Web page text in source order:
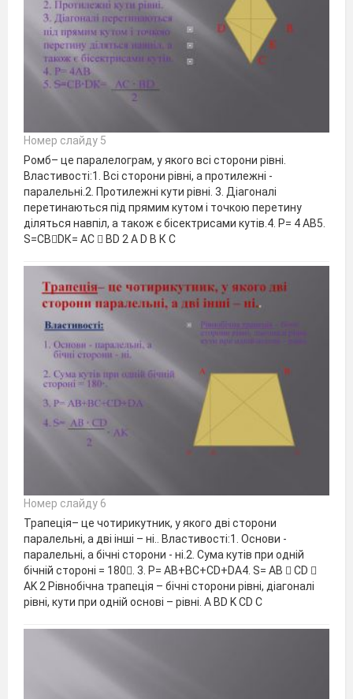
Номер слайду 5
Ромб– це паралелограм, у якого всі сторони рівні.
Властивості:1. Всі сторони рівні, а протилежні -
паралельні.2. Протилежні кути рівні. 3. Діагоналі
перетинаються під прямим кутом і точкою перетину
діляться навпіл, а також є бісектрисами кутів.4. Р= 4 АВ5.
S=СBDК= АС  ВD 2 А D B К C
Номер слайду 6
Трапеція– це чотирикутник, у якого дві сторони
паралельні, а дві інші – ні.. Властивості:1. Основи -
паралельні, а бічні сторони - ні.2. Сума кутів при одній
бічній стороні = 180. 3. Р= АВ+ВС+СD+DA4. S= АB  CD 
AK 2 Рівнобічна трапеція – бічні сторони рівні, діагоналі
рівні, кути при одній основі – рівні. А ВD K CD C